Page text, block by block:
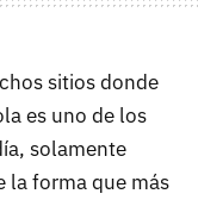
sitios donde
es uno de los
solamente
la forma que más